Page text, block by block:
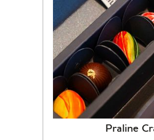
Praline